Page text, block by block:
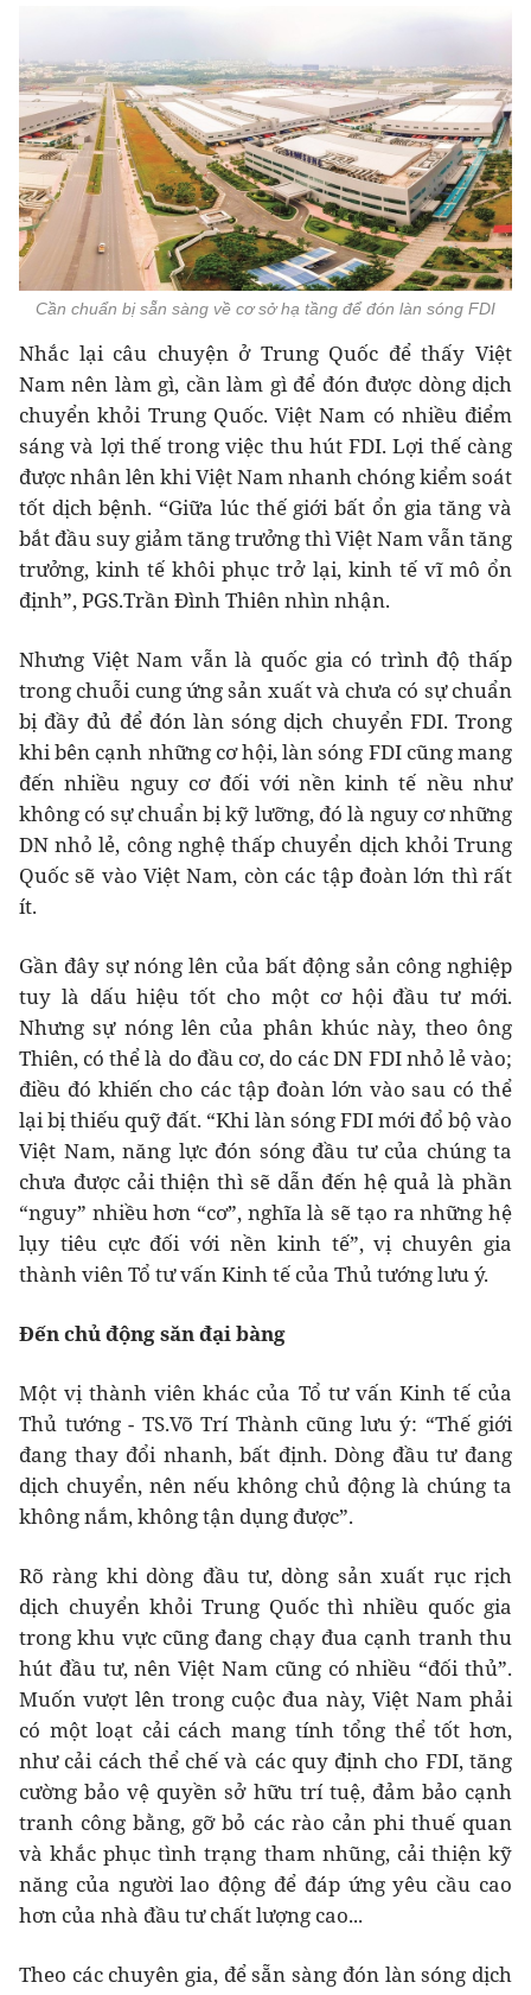
Cần chuẩn bị sẵn sàng về cơ sở hạ tầng để đón làn sóng FDI
Nhắc lại câu chuyện ở Trung Quốc để thấy Việt
Nam nên làm gì, cần làm gì để đón được dòng dịch
chuyển khỏi Trung Quốc. Việt Nam có nhiều điểm
sáng và lợi thế trong việc thu hút FDI. Lợi thế càng
được nhân lên khi Việt Nam nhanh chóng kiểm soát
tốt dịch bệnh. “Giữa lúc thế giới bất ổn gia tăng và
bắt đầu suy giảm tăng trưởng thì Việt Nam vẫn tăng
trưởng, kinh tế khôi phục trở lại, kinh tế vĩ mô ổn
định”, PGS.Trần Đình Thiên nhìn nhận.
Nhưng Việt Nam vẫn là quốc gia có trình độ thấp
trong chuỗi cung ứng sản xuất và chưa có sự chuẩn
bị đầy đủ để đón làn sóng dịch chuyển FDI. Trong
khi bên cạnh những cơ hội, làn sóng FDI cũng mang
đến nhiều nguy cơ đối với nền kinh tế nều như
không có sự chuẩn bị kỹ lưỡng, đó là nguy cơ những
DN nhỏ lẻ, công nghệ thấp chuyển dịch khỏi Trung
Quốc sẽ vào Việt Nam, còn các tập đoàn lớn thì rất
ít.
Gần đây sự nóng lên của bất động sản công nghiệp
tuy là dấu hiệu tốt cho một cơ hội đầu tư mới.
Nhưng sự nóng lên của phân khúc này, theo ông
Thiên, có thể là do đầu cơ, do các DN FDI nhỏ lẻ vào;
điều đó khiến cho các tập đoàn lớn vào sau có thể
lại bị thiếu quỹ đất. “Khi làn sóng FDI mới đổ bộ vào
Việt Nam, năng lực đón sóng đầu tư của chúng ta
chưa được cải thiện thì sẽ dẫn đến hệ quả là phần
“nguy” nhiều hơn “cơ”, nghĩa là sẽ tạo ra những hệ
lụy tiêu cực đối với nền kinh tế”, vị chuyên gia
thành viên Tổ tư vấn Kinh tế của Thủ tướng lưu ý.
Đến chủ động săn đại bàng
Một vị thành viên khác của Tổ tư vấn Kinh tế của
Thủ tướng - TS.Võ Trí Thành cũng lưu ý: “Thế giới
đang thay đổi nhanh, bất định. Dòng đầu tư đang
dịch chuyển, nên nếu không chủ động là chúng ta
không nắm, không tận dụng được”.
Rõ ràng khi dòng đầu tư, dòng sản xuất rục rịch
dịch chuyển khỏi Trung Quốc thì nhiều quốc gia
trong khu vực cũng đang chạy đua cạnh tranh thu
hút đầu tư, nên Việt Nam cũng có nhiều “đối thủ”.
Muốn vượt lên trong cuộc đua này, Việt Nam phải
có một loạt cải cách mang tính tổng thể tốt hơn,
như cải cách thể chế và các quy định cho FDI, tăng
cường bảo vệ quyền sở hữu trí tuệ, đảm bảo cạnh
tranh công bằng, gỡ bỏ các rào cản phi thuế quan
và khắc phục tình trạng tham nhũng, cải thiện kỹ
năng của người lao động để đáp ứng yêu cầu cao
hơn của nhà đầu tư chất lượng cao...
Theo các chuyên gia, để sẵn sàng đón làn sóng dịch